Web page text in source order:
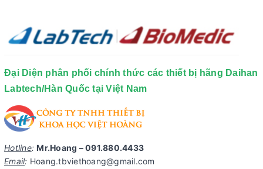
Đại Diện phân phối chính thức các thiết bị hãng Daihan
Labtech/Hàn Quốc tại Việt Nam
Hotline: Mr.Hoang – 091.880.4433
Email: Hoang.tbviethoang@gmail.com